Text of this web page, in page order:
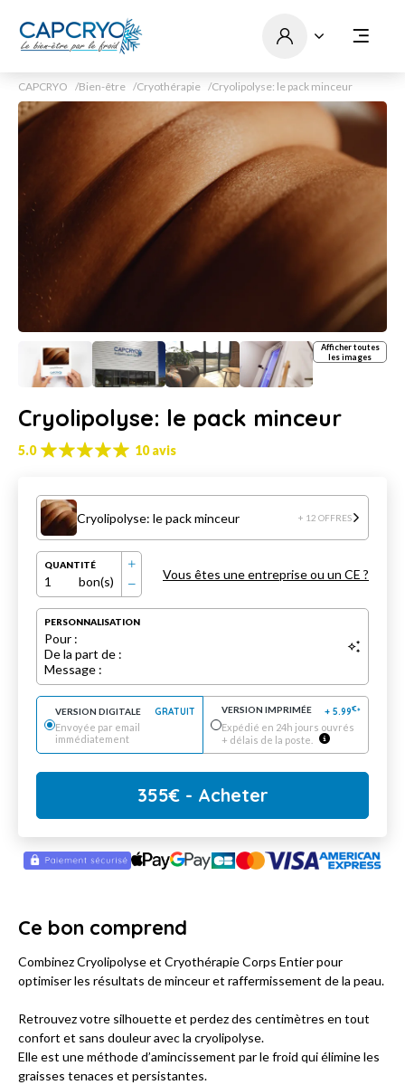
CAPCRYO Bien-être Cryothérapie Cryolipolyse: le pack minceur
Afficher toutes
les images
Cryolipolyse: le pack minceur
5.0 10 avis
Cryolipolyse: le pack minceur + 12 OFFRES
QUANTITÉ
1 bon(s) Vous êtes une entreprise ou un CE ?
PERSONNALISATION
Pour :
De la part de :
Message :
VERSION DIGITALE
GRATUIT
Envoyée par email
immédiatement
VERSION IMPRIMÉE + 5.99€*
Expédié en 24h jours ouvrés
+ délais de la poste.
355€- Acheter
Ce bon comprend
Combinez Cryolipolyse et Cryothérapie Corps Entier pour
optimiser les résultats de minceur et raffermissement de la peau.
Retrouvez votre silhouette et perdez des centimètres en tout
confort et sans douleur avec la cryolipolyse.
Elle est une méthode d’amincissement par le froid qui élimine les
graisses tenaces et persistantes.